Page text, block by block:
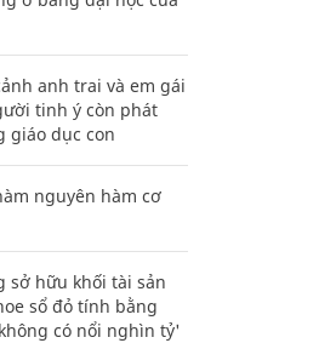
anh trai và em gái
tinh ý còn phát
giáo dục con
nguyên hàm cơ
sở hữu khối tài sản
sổ đỏ tính bằng
có nổi nghìn tỷ'